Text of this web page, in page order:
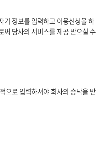
기 정보를 입력하고 이용신청을 하
써 당사의 서비스를 제공 받으실 수
으로 입력하셔야 회사의 승낙을 받